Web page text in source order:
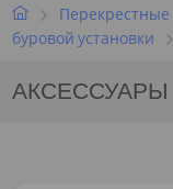
НАШ БРЕНД
буровой установки
АКСЕССУАРЫ